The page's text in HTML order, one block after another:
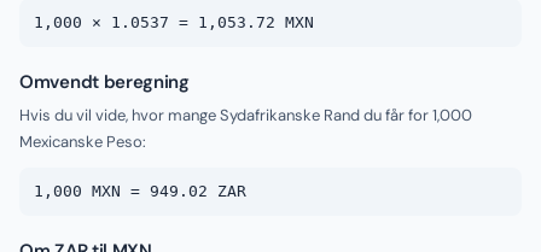
1,000 × 1.0537 = 1,053.72 MXN
Omvendt beregning
Hvis du vil vide, hvor mange Sydafrikanske Rand du får for 1,000
Mexicanske Peso:
1,000 MXN = 949.02 ZAR